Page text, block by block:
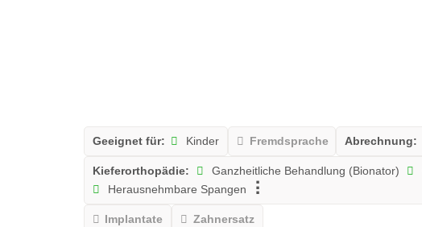
Geeignet für: Kinder Fremdsprache Abrechnung:
Kieferorthopädie: Ganzheitliche Behandlung (Bionator)
Herausnehmbare Spangen
Implantate Zahnersatz